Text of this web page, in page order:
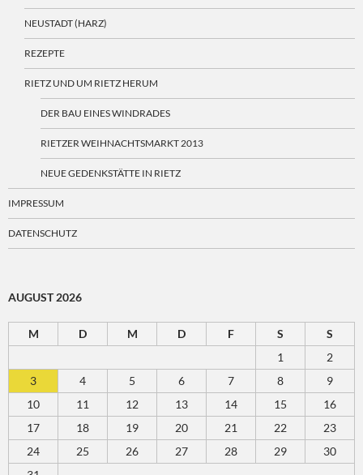
NEUSTADT (HARZ)
REZEPTE
RIETZ UND UM RIETZ HERUM
DER BAU EINES WINDRADES
RIETZER WEIHNACHTSMARKT 2013
NEUE GEDENKSTÄTTE IN RIETZ
IMPRESSUM
DATENSCHUTZ
AUGUST 2026
M D M D F S
S
1
2
3
4 5 6 7 8
9
10
11 12 13 14 15
16
17
18 19 20 21 22
23
24
25 26 27 28 29
30